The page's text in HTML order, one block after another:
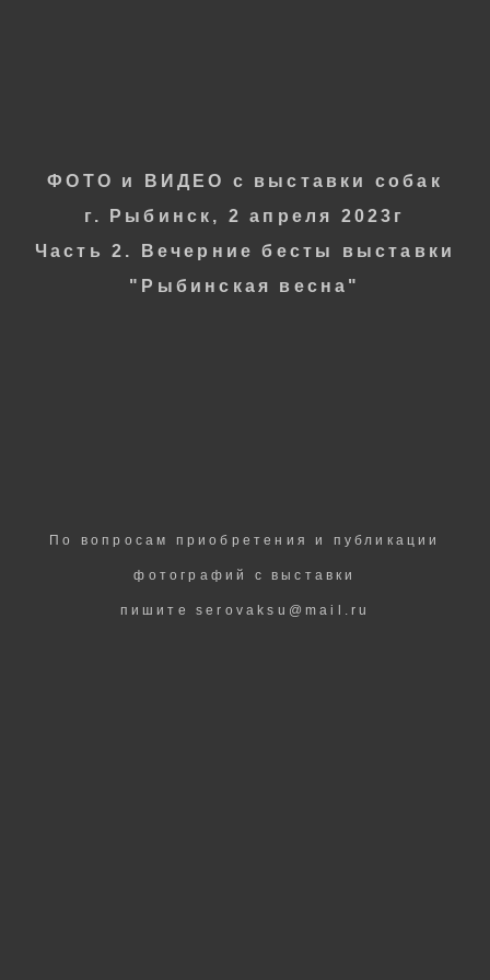
ФОТО и ВИДЕО с в ыставки собак
г. Рыбинск, 2 апреля 2023г
Часть 2. Вечерние бесты выставки
"Рыбинская весна"
По вопросам приобретения и публикации
фотографий с выставки
пишите serovaksu@mail.ru